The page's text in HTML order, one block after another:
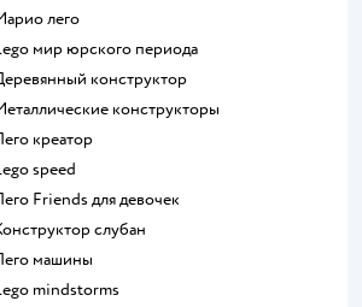
Марио лего
Lego мир юрского периода
Деревянный конструктор
Металлические конструкторы
Лего креатор
Lego speed
Лего Friends для девочек
Конструктор слубан
Лего машины
Lego mindstorms